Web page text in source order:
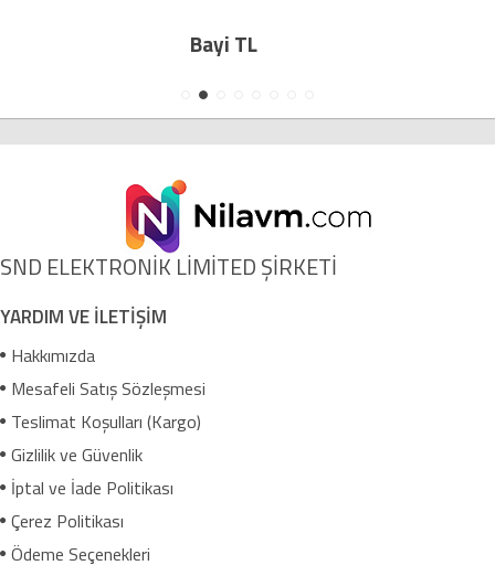
Bayi TL
SND ELEKTRONİK LİMİTED ŞİRKETİ
YARDIM VE İLETİŞİM
Hakkımızda
Mesafeli Satış Sözleşmesi
Teslimat Koşulları (Kargo)
Gizlilik ve Güvenlik
İptal ve İade Politikası
Çerez Politikası
Ödeme Seçenekleri